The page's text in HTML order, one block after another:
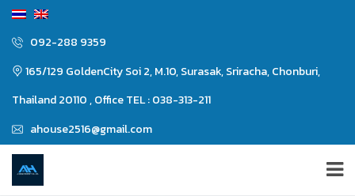
092-288 9359
165/129 GoldenCity Soi 2, M.10, Surasak, Sriracha, Chonburi,
Thailand 20110 , Office TEL : 038-313-211
ahouse2516@gmail.com